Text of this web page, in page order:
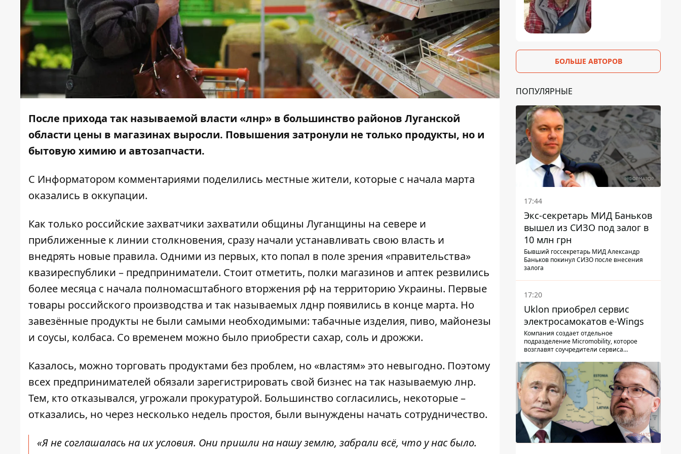
После прихода так называемой власти «лнр» в большинство районов Луганской
области цены в магазинах выросли. Повышения затронули не только продукты, но и
бытовую химию и автозапчасти.
С Информатором комментариями поделились местные жители, которые с начала марта
оказались в оккупации.
Как только российские захватчики захватили общины Луганщины на севере и
приближенные к линии столкновения, сразу начали устанавливать свою власть и
внедрять новые правила. Одними из первых, кто попал в поле зрения «правительства»
квазиреспублики – предприниматели. Стоит отметить, полки магазинов и аптек резвились
более месяца с начала полномасштабного вторжения рф на территорию Украины. Первые
товары российского производства и так называемых лднр появились в конце марта. Но
завезённые продукты не были самыми необходимыми: табачные изделия, пиво, майонезы
и соусы, колбаса. Со временем можно было приобрести сахар, соль и дрожжи.
Казалось, можно торговать продуктами без проблем, но «властям» это невыгодно. Поэтому
всех предпринимателей обязали зарегистрировать свой бизнес на так называемую лнр.
Тем, кто отказывался, угрожали прокуратурой. Большинство согласились, некоторые –
отказались, но через несколько недель простоя, были вынуждены начать сотрудничество.
«Я не соглашалась на их условия. Они пришли на нашу землю, забрали всё, что у нас было.
БОЛЬШЕ АВТОРОВ
ПОПУЛЯРНЫЕ
17:44
Экс-секретарь МИД Баньков
вышел из СИЗО под залог в
10 млн грн
Бывший госсекретарь МИД Александр
Баньков покинул СИЗО после внесения
залога
17:20
Uklon приобрел сервис
электросамокатов e-Wings
Компания создает отдельное
подразделение Micromobility, которое
возглавят соучредители сервиса